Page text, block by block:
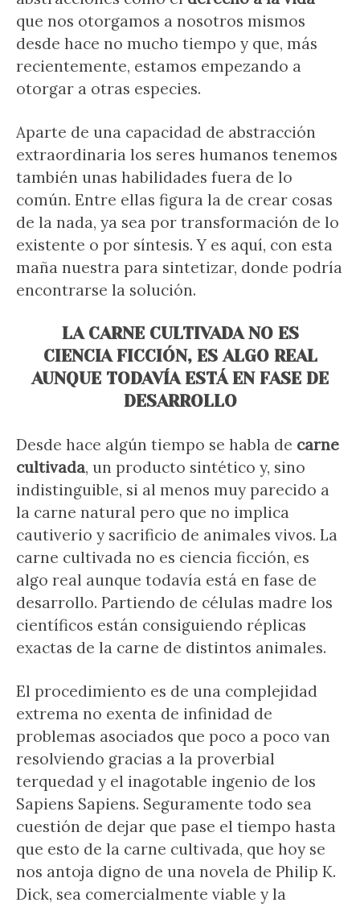
que nos otorgamos a nosotros mismos
desde hace no mucho tiempo y que, más
recientemente, estamos empezando a
otorgar a otras especies.
Aparte de una capacidad de abstracción
extraordinaria los seres humanos tenemos
también unas habilidades fuera de lo
común. Entre ellas figura la de crear cosas
de la nada, ya sea por transformación de lo
existente o por síntesis. Y es aquí, con esta
maña nuestra para sintetizar, donde podría
encontrarse la solución.
LA CARNE CULTIVADA NO ES
CIENCIA FICCIÓN, ES ALGO REAL
AUNQUE TODAVÍA ESTÁ EN FASE DE
DESARROLLO
Desde hace algún tiempo se habla de carne
cultivada, un producto sintético y, sino
indistinguible, si al menos muy parecido a
la carne natural pero que no implica
cautiverio y sacrificio de animales vivos. La
carne cultivada no es ciencia ficción, es
algo real aunque todavía está en fase de
desarrollo. Partiendo de células madre los
científicos están consiguiendo réplicas
exactas de la carne de distintos animales.
El procedimiento es de una complejidad
extrema no exenta de infinidad de
problemas asociados que poco a poco van
resolviendo gracias a la proverbial
terquedad y el inagotable ingenio de los
Sapiens Sapiens. Seguramente todo sea
cuestión de dejar que pase el tiempo hasta
que esto de la carne cultivada, que hoy se
nos antoja digno de una novela de Philip K.
Dick, sea comercialmente viable y la